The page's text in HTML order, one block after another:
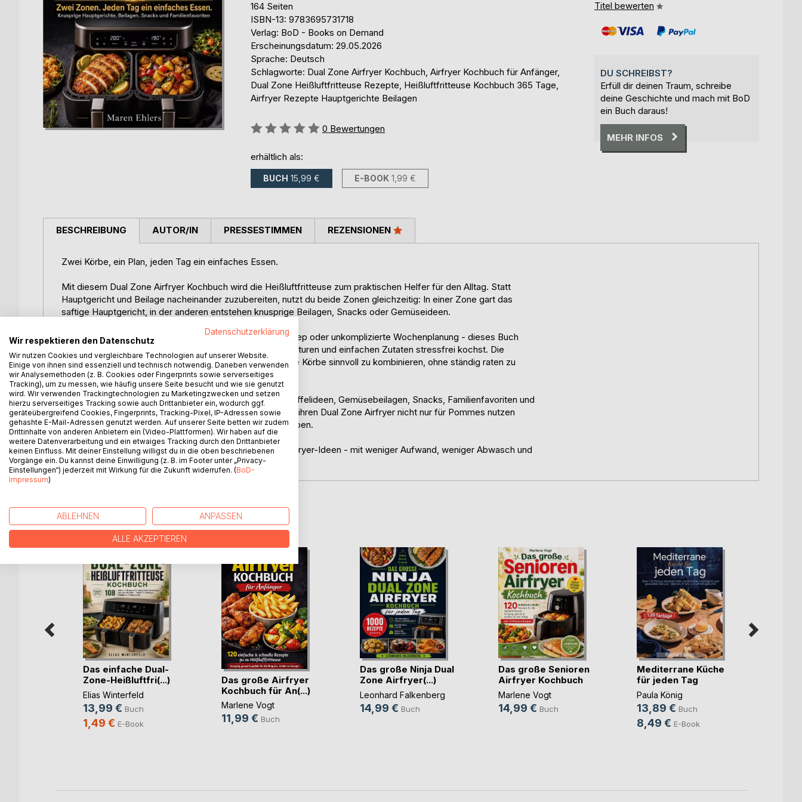
164 Seiten
ISBN-13: 9783695731718
Verlag: BoD - Books on Demand
Erscheinungsdatum: 29.05.2026
Sprache: Deutsch
Schlagworte: Dual Zone Airfryer Kochbuch, Airfryer Kochbuch für Anfänger,
Dual Zone Heißluftfritteuse Rezepte, Heißluftfritteuse Kochbuch 365 Tage,
Airfryer Rezepte Hauptgerichte Beilagen
Bewertung::
0 Bewertungen
erhältlich als:
BUCH 15,99 € E-BOOK 1,99 €
Titel bewerten
DU SCHREIBST?
Erfüll dir deinen Traum, schreibe
deine Geschichte und mach mit BoD
ein Buch daraus!
MEHR INFOS
BESCHREIBUNG
Zwei Körbe, ein Plan, jeden Tag ein einfaches Essen.
Mit diesem Dual Zone Airfryer Kochbuch wird die Heißluftfritteuse zum praktischen Helfer für den Alltag. Statt
Hauptgericht und Beilage nacheinander zuzubereiten, nutzt du beide Zonen gleichzeitig: In einer Zone gart das
saftige Hauptgericht, in der anderen entstehen knusprige Beilagen, Snacks oder Gemüseideen.
Ob für schnelle Feierabendküche, Familienessen, Meal Prep oder unkomplizierte Wochenplanung - dieses Buch
zeigt dir, wie du mit klaren Garzeiten, passenden Temperaturen und einfachen Zutaten stressfrei kochst. Die
Rezepte sind übersichtlich aufgebaut und helfen dir, beide Körbe sinnvoll zu kombinieren, ohne ständig raten zu
müssen.
Dich erwarten knusprige Hauptgerichte, goldbraune Kartoffelideen, Gemüsebeilagen, Snacks, Familienfavoriten und
praktische Kombinationen für jeden Tag. Ideal für alle, die ihren Dual Zone Airfryer nicht nur für Pommes nutzen
möchten, sondern für komplette Mahlzeiten aus zwei Körben.
Für 365 Tage einfache, knusprige und alltagstaugliche Airfryer-Ideen - mit weniger Aufwand, weniger Abwasch und
mehr Freude am Kochen.
AUTOR/IN PRESSESTIMMEN REZENSIONEN
WEITERE TITEL BEIBoD
Das einfache Dual-
Zone-Heißluftfri(...)
Elias Winterfeld
13,99 € Buch
1,49 € E-Book
Das große Airfryer
Kochbuch für An(...)
Marlene Vogt
11,99 € Buch
Das große Ninja Dual
Zone Airfryer(...)
Leonhard Falkenberg
14,99 € Buch
Das große Senioren
Airfryer Kochbuch
Marlene Vogt
14,99 € Buch
Mediterrane Küche
für jeden Tag
Paula König
13,89 € Buch
8,49 € E-Book
Datenschutzerklärung
Wir respektieren den Datenschutz
Wir nutzen Cookies und vergleichbare Technologien auf unserer Website.
Einige von ihnen sind essenziell und technisch notwendig. Daneben verwenden
wir Analysemethoden (z. B. Cookies oder Fingerprints sowie serverseitiges
Tracking), um zu messen, wie häufig unsere Seite besucht und wie sie genutzt
wird. Wir verwenden Trackingtechnologien zu Marketingzwecken und setzen
hierzu serverseitiges Tracking sowie auch Drittanbieter ein, wodurch ggf.
geräteübergreifend Cookies, Fingerprints, Tracking-Pixel, IP-Adressen sowie
gehashte E-Mail-Adressen genutzt werden. Auf unserer Seite betten wir zudem
Drittinhalte von anderen Anbietern ein (Video-Plattformen). Wir haben auf die
weitere Datenverarbeitung und ein etwaiges Tracking durch den Drittanbieter
keinen Einfluss. Mit deiner Einstellung willigst du in die oben beschriebenen
Vorgänge ein. Du kannst deine Einwilligung (z. B. im Footer unter „Privacy-
Einstellungen“) jederzeit mit Wirkung für die Zukunft widerrufen. (BoD-
Impressum)
ABLEHNEN ANPASSEN
ALLE AKZEPTIEREN